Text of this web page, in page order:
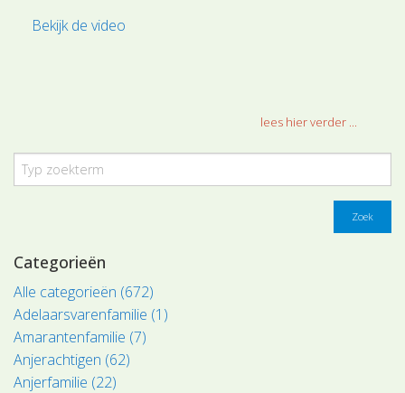
Bekijk de video
lees hier verder ...
Zoek
Categorieën
Alle categorieën (672)
Adelaarsvarenfamilie (1)
Amarantenfamilie (7)
Anjerachtigen (62)
Anjerfamilie (22)